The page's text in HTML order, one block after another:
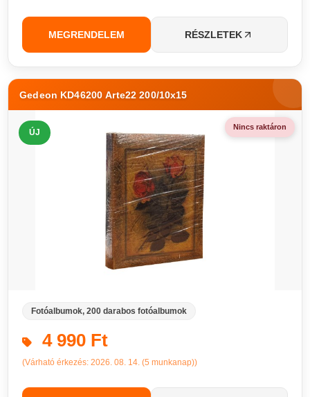
MEGRENDELEM RÉSZLETEK
Gedeon KD46200 Arte22 200/10x15
ÚJ
Nincs raktáron
Fotóalbumok, 200 darabos fotóalbumok
4 990 Ft
(Várható érkezés: 2026. 08. 14. (5 munkanap))